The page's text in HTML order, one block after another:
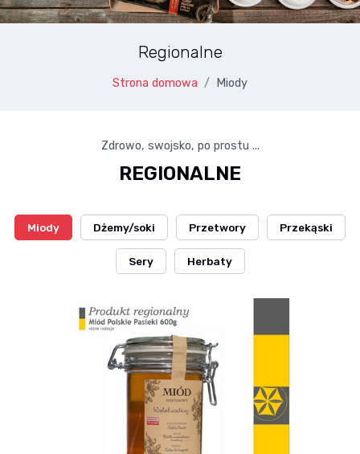
Regionalne
Strona domowa Miody
Zdrowo, swojsko, po prostu ...
REGIONALNE
Miody Dżemy/soki Przetwory Przekąski
Sery Herbaty